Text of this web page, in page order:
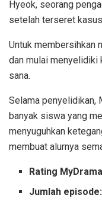
Hyeok, seorang
setelah terseret
Untuk membersihkan
dan mulai menyelidiki
sana.
Selama penyelidikan,
banyak siswa yang
menyuguhkan
membuat alurnya
Rating
Jumlah episode: